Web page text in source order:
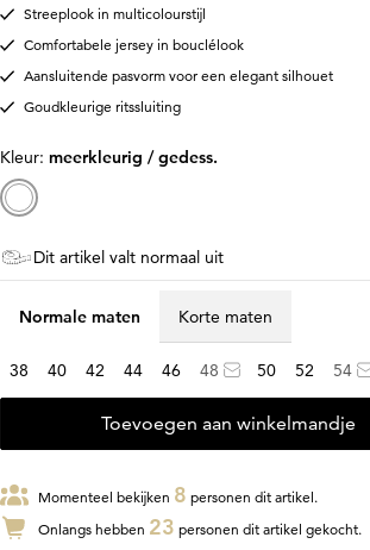
Streeplook in multicolourstijl
Comfortabele jersey in bouclélook
Aansluitende pasvorm voor een elegant silhouet
Goudkleurige ritssluiting
Kleur: meerkleurig / gedess.
Dit artikel valt normaal uit
Normale maten Korte maten
38 40 42 44 46 48 50 52 54
Toevoegen aan winkelmandje
Momenteel bekijken 8 personen dit artikel.
Onlangs hebben 23 personen dit artikel gekocht.